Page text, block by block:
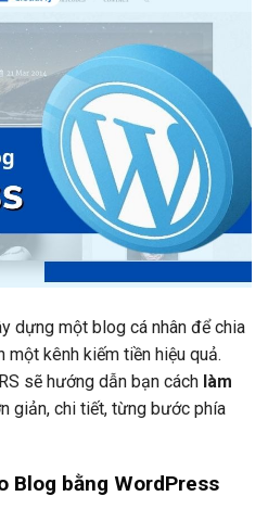
dựng một blog cá nhân để chia
kênh kiếm tiền hiệu quả.
sẽ hướng dẫn bạn cách làm
giản, chi tiết, từng bước phía
Blog bằng WordPress